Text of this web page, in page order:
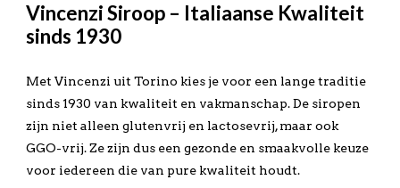
Vincenzi Siroop – Italiaanse Kwaliteit
sinds 1930
Met Vincenzi uit Torino kies je voor een lange traditie
sinds 1930 van kwaliteit en vakmanschap. De siropen
zijn niet alleen glutenvrij en lactosevrij, maar ook
GGO-vrij. Ze zijn dus een gezonde en smaakvolle keuze
voor iedereen die van pure kwaliteit houdt.